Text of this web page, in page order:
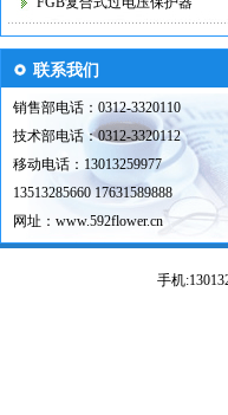
联系我们
销售部电话：0312-3320110
技术部电话：0312-3320112
移动电话：13013259977
13513285660 17631589888
网址： www.592flower.cn
地址：保定市竞秀区向阳北大街
手机